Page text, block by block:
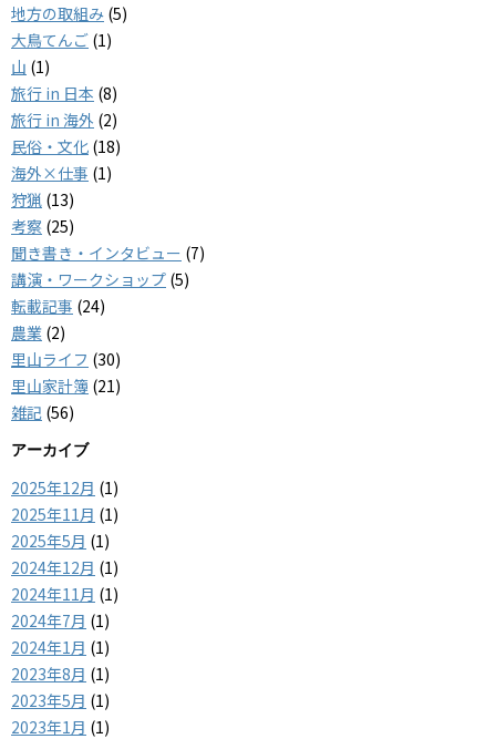
地方の取組み (5)
大鳥てんご (1)
山 (1)
旅行 in 日本 (8)
旅行 in 海外 (2)
民俗・文化 (18)
海外×仕事 (1)
狩猟 (13)
考察 (25)
聞き書き・インタビュー (7)
講演・ワークショップ (5)
転載記事 (24)
農業 (2)
里山ライフ (30)
里山家計簿 (21)
雑記 (56)
アーカイブ
2025年12月 (1)
2025年11月 (1)
2025年5月 (1)
2024年12月 (1)
2024年11月 (1)
2024年7月 (1)
2024年1月 (1)
2023年8月 (1)
2023年5月 (1)
2023年1月 (1)